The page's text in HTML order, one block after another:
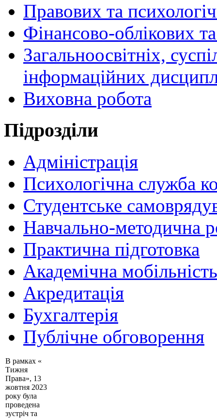
Правових та
Фінансово-облікових
Загальноосвітніх,
інформаційних
Виховна робота
Пiдрозділи
Адміністрація
Психологічна служба
Студентське
Навчально-методична
Практична підготовка
Академічна мобільність
Акредитація
Бухгалтерія
Публічне обговорення
В рамках «
Тижня
Права», 13
жовтня 2023
року була
проведена
зустріч та